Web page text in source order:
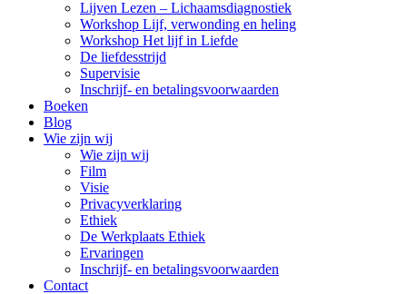
Lijven Lezen – Lichaamsdiagnostiek
Workshop Lijf, verwonding en heling
Workshop Het lijf in Liefde
De liefdesstrijd
Supervisie
Inschrijf- en betalingsvoorwaarden
Boeken
Blog
Wie zijn wij
Wie zijn wij
Film
Visie
Privacyverklaring
Ethiek
De Werkplaats Ethiek
Ervaringen
Inschrijf- en betalingsvoorwaarden
Contact